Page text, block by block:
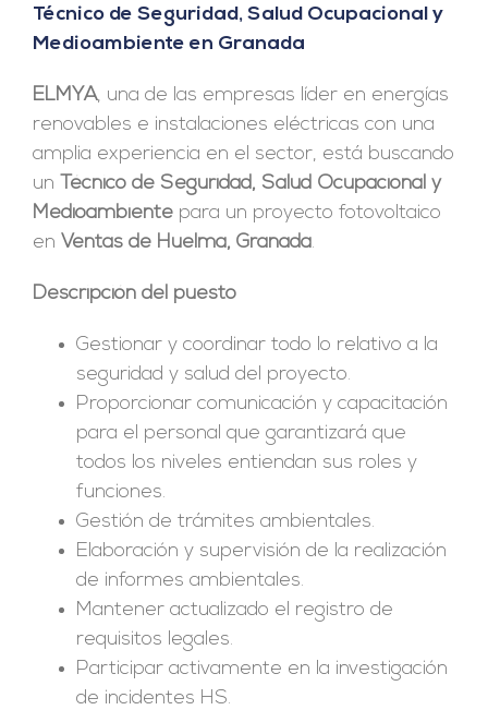
Técnico de Seguridad, Salud Ocupacional y
Medioambiente en Granada
ELMYA, una de las empresas líder en energías
renovables e instalaciones eléctricas con una
amplia experiencia en el sector, está buscando
un
Técnico de Seguridad, Salud Ocupacional y
Medioambientepara un proyecto fotovoltaico
en Ventas de Huelma, Granada.
Descripción del puesto
Gestionar y coordinar todo lo relativo a la
seguridad y salud del proyecto.
Proporcionar comunicación y capacitación
para el personal que garantizará que
todos los niveles entiendan sus roles y
funciones.
Gestión de trámites ambientales.
Elaboración y supervisión de la realización
de informes ambientales.
Mantener actualizado el registro de
requisitos legales.
Participar activamente en la investigación
de incidentes HS.